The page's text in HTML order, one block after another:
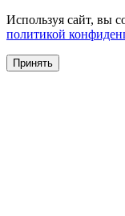
Используя сайт, вы
политикой
Принять